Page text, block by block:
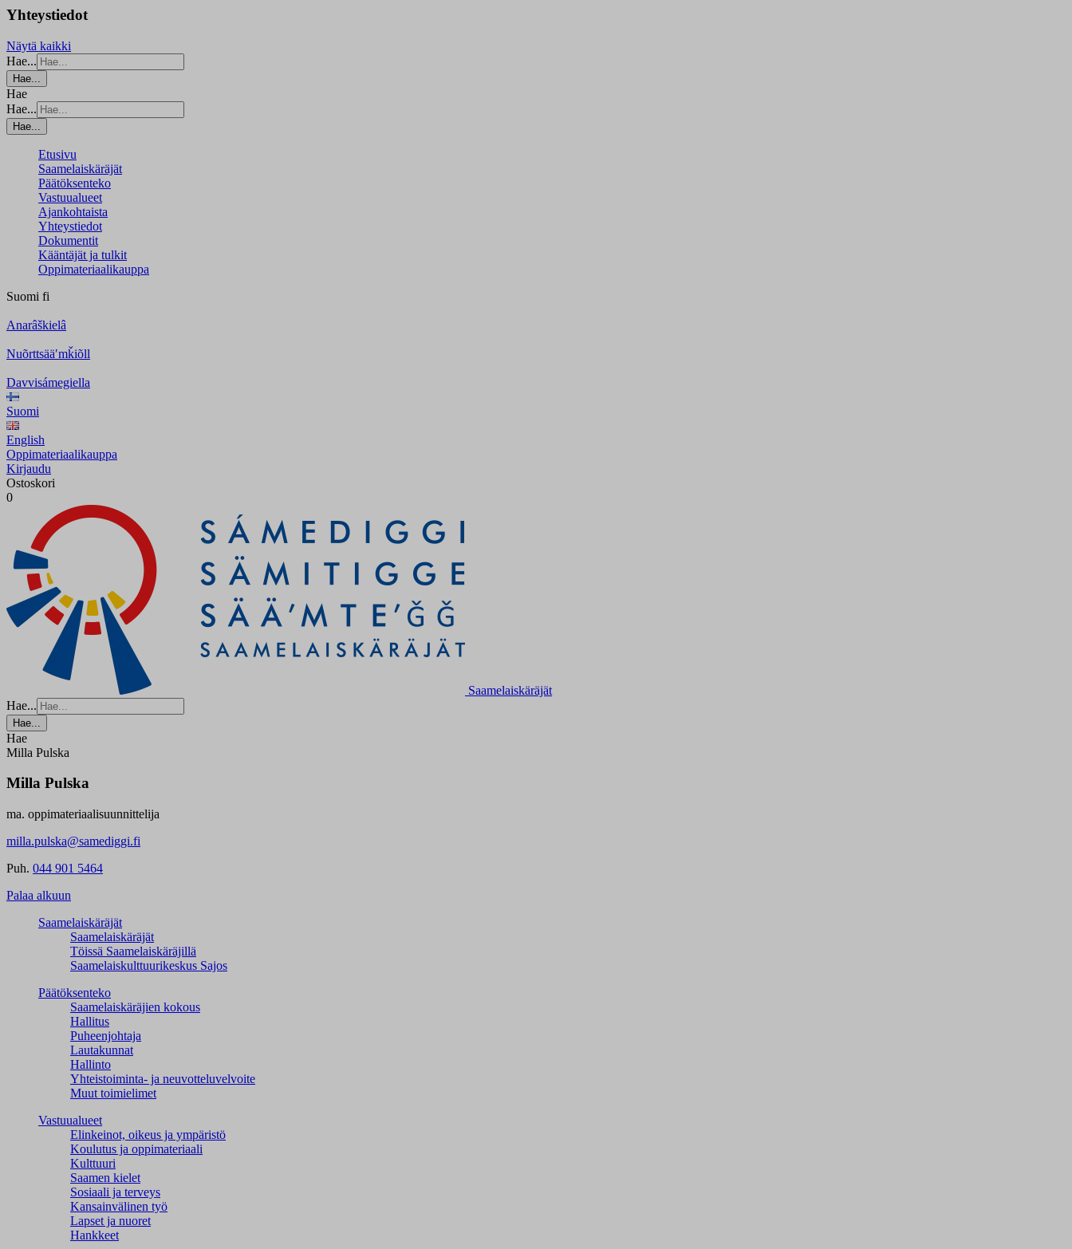
Yhteystiedot
Näytä kaikki
Hae...
Hae...
Hae
Hae...
Hae...
Etusivu
Saamelaiskäräjät
Päätöksenteko
Vastuualueet
Ajankohtaista
Yhteystiedot
Dokumentit
Kääntäjät ja tulkit
Oppimateriaalikauppa
Suomi fi
Anarâškielâ
Nuõrttsääʹmǩiõll
Davvisámegiella
Suomi
English
Oppimateriaalikauppa
Kirjaudu
Ostoskori
0
Saamelaiskäräjät
Hae...
Hae...
Hae
Milla Pulska
Milla Pulska
ma. oppimateriaalisuunnittelija
milla.pulska@samediggi.fi
Puh. 044 901 5464
Palaa alkuun
Saamelaiskäräjät
Saamelaiskäräjät
Töissä Saamelaiskäräjillä
Saamelaiskulttuuri­keskus Sajos
Päätöksenteko
Saamelaiskäräjien kokous
Hallitus
Puheenjohtaja
Lautakunnat
Hallinto
Yhteistoiminta- ja neuvotteluvelvoite
Muut toimielimet
Vastuualueet
Elinkeinot, oikeus ja ympäristö
Koulutus ja oppimateriaali
Kulttuuri
Saamen kielet
Sosiaali ja terveys
Kansainvälinen työ
Lapset ja nuoret
Hankkeet